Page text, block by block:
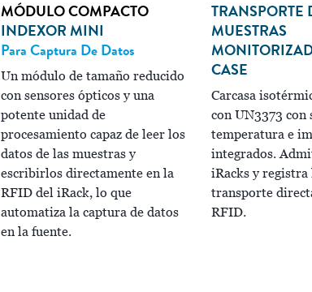
MÓDULO COMPACTO
INDEXOR MINI
Para Captura De Datos
Un módulo de tamaño reducido
con sensores ópticos y una
potente unidad de
procesamiento capaz de leer los
datos de las muestras y
escribirlos directamente en la
RFID del iRack, lo que
automatiza la captura de datos
en la fuente.
TRANSPORTE
MUESTRAS
CASE
Carcasa
con UN3373 con
temperatura e
integrados.
iRacks y registra
transporte
RFID.